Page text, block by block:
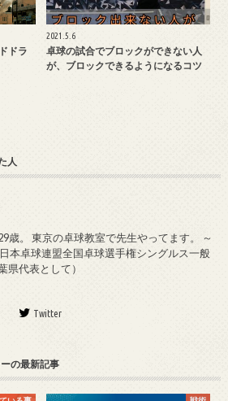
ドラ
2021.5.6
卓球の試合でブロックができない人
が、ブロックできるようになるコツ
人
歳。 東京の卓球教室で先生やってます。 ～
本卓球連盟全国卓球選手権シングルス一般
県代表として）
Twitter
の最新記事